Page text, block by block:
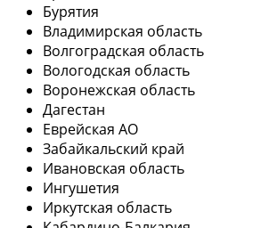
Бурятия
Владимирская область
Волгоградская область
Вологодская область
Воронежская область
Дагестан
Еврейская АО
Забайкальский край
Ивановская область
Ингушетия
Иркутская область